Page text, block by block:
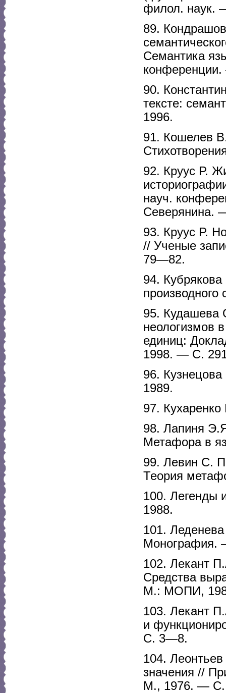
филол. наук.
89.
Семантика
90.
тексте:
1996.
91. Кошелев
92. Круус Р.
науч.
Северянина.
93. Круус Р.
// Ученые
79—82.
94.
95. Кудашева
неологизмов
единиц:
1998. — С.
96.
1989.
97.
98. Лапиня
Метафора в
99. Левин С.
Теория
100. Легенды
1988.
101.
102. Лекант
Средства
М.: МОПИ,
103. Лекант
и
С. 3—8.
104. Леонтьев
значения //
М., 1976. —